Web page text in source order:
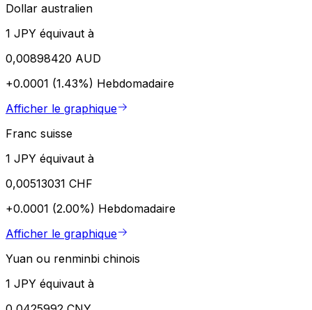
Dollar australien
1 JPY équivaut à
0,00898420 AUD
+0.0001 (1.43%) Hebdomadaire
Afficher le graphique
Franc suisse
1 JPY équivaut à
0,00513031 CHF
+0.0001 (2.00%) Hebdomadaire
Afficher le graphique
Yuan ou renminbi chinois
1 JPY équivaut à